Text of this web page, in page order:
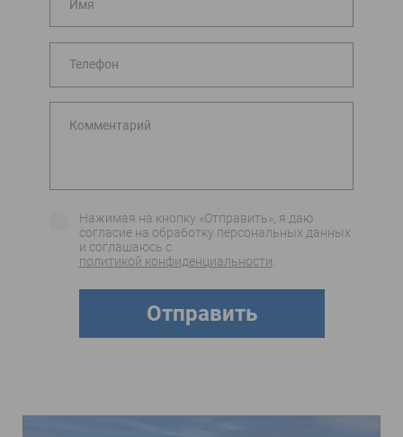
Телефон
Комментарий
Нажимая на кнопку «Отправить», я даю
согласие на обработку персональных данных
и соглашаюсь c
политикой конфиденциальности
Отправить